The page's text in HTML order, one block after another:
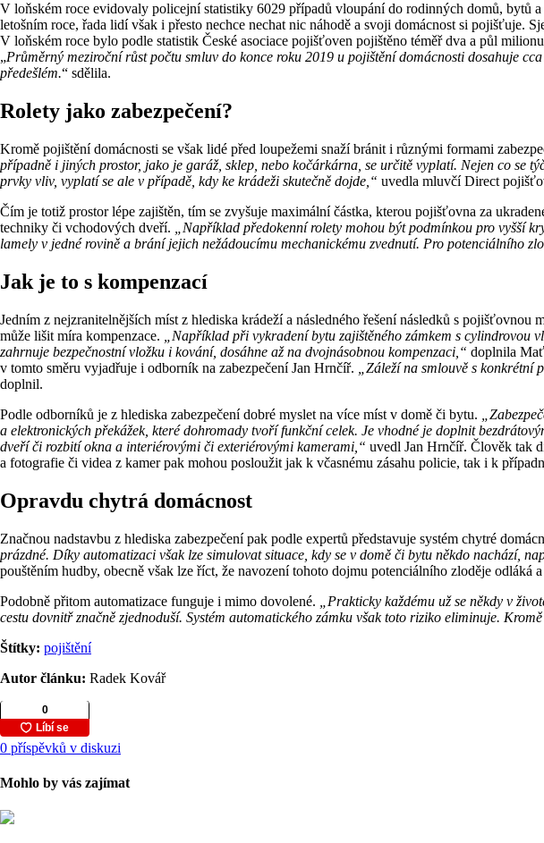
V loňském roce evidovaly policejní statistiky 6029 případů vloupání do rodinných domů, bytů
letošním roce, řada lidí však i přesto nechce nechat nic náhodě a svoji domácnost si
V loňském roce bylo podle statistik České asociace pojišťoven pojištěno téměř dva a půl
„Průměrný meziroční růst počtu smluv do konce roku 2019 u pojištění domácnosti dosahuje
předešlém.“ sdělila.
Rolety jako zabezpečení?
Kromě pojištění domácnosti se však lidé před loupežemi snaží bránit i různými formami
případně i jiných prostor, jako je garáž, sklep, nebo kočárkárna, se určitě vyplatí. Nejen co se
prvky vliv, vyplatí se ale v případě, kdy ke krádeži skutečně dojde,“ uvedla mluvčí Direct
Čím je totiž prostor lépe zajištěn, tím se zvyšuje maximální částka, kterou pojišťovna za
techniky či vchodových dveří.
„Například předokenní rolety mohou být podmínkou pro vyšší
lamely v jedné rovině a brání jejich nežádoucímu mechanickému zvednutí. Pro potenciálního
Jak je to s kompenzací
Jedním z nejzranitelnějších míst z hlediska krádeží a následného řešení následků s
může lišit míra kompenzace.
„Například při vykradení bytu zajištěného zámkem s cylindrovou
zahrnuje bezpečnostní vložku i kování, dosáhne až na dvojnásobnou kompenzaci,“ doplnila
v tomto směru vyjadřuje i odborník na zabezpečení Jan Hrnčíř.
„Záleží na smlouvě s
doplnil.
Podle odborníků je z hlediska zabezpečení dobré myslet na více míst v domě či bytu.
a elektronických překážek, které dohromady tvoří funkční celek. Je vhodné je doplnit
dveří či rozbití okna a interiérovými či exteriérovými kamerami,“ uvedl Jan Hrnčíř. Člověk tak
a fotografie či videa z kamer pak mohou posloužit jak k včasnému zásahu policie, tak i k
Opravdu chytrá domácnost
Značnou nadstavbu z hlediska zabezpečení pak podle expertů představuje systém chytré
prázdné. Díky automatizaci však lze simulovat situace, kdy se v domě či bytu někdo nachází,
pouštěním hudby, obecně však lze říct, že navození tohoto dojmu potenciálního zloděje
Podobně přitom automatizace funguje i mimo dovolené.
„Prakticky každému už se někdy v
cestu dovnitř značně zjednoduší. Systém automatického zámku však toto riziko eliminuje.
Štítky: pojištění
Autor článku: Radek Kovář
0 příspěvků v diskuzi
Mohlo by vás zajímat